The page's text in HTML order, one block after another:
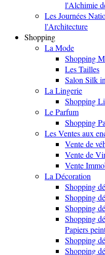
l'Alchimie
Les Journées
l'Architecture
Shopping
La Mode
Shopping
Les Tailles
Salon Silk
La Lingerie
Shopping
Le Parfum
Shopping
Les Ventes aux
Vente de
Vente de
Vente
La Décoration
Shopping
Shopping
Shopping
Shopping
Papiers
Shopping
Shopping